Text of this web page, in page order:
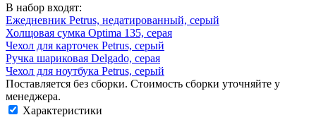
В набор входят:
Ежедневник Petrus, недатированный, серый
Холщовая сумка Optima 135, серая
Чехол для карточек Petrus, серый
Ручка шариковая Delgado, серая
Чехол для ноутбука Petrus, серый
Поставляется без сборки. Стоимость сборки уточняйте у
менеджера.
Характеристики